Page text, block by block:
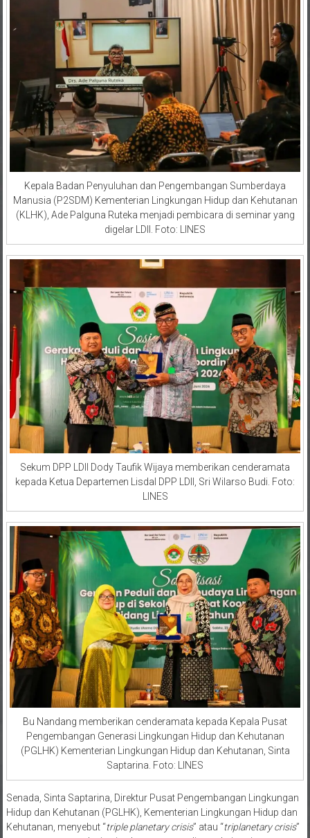
Kepala Badan Penyuluhan dan Pengembangan Sumberdaya
Manusia (P2SDM) Kementerian Lingkungan Hidup dan Kehutanan
(KLHK), Ade Palguna Ruteka menjadi pembicara di seminar yang
digelar LDII. Foto: LINES
Sekum DPP LDII Dody Taufik Wijaya memberikan cenderamata
kepada Ketua Departemen Lisdal DPP LDII, Sri Wilarso Budi. Foto:
LINES
Bu Nandang memberikan cenderamata kepada Kepala Pusat
Pengembangan Generasi Lingkungan Hidup dan Kehutanan
(PGLHK) Kementerian Lingkungan Hidup dan Kehutanan, Sinta
Saptarina. Foto: LINES
Senada, Sinta Saptarina, Direktur Pusat Pengembangan Lingkungan
Hidup dan Kehutanan (PGLHK), Kementerian Lingkungan Hidup dan
Kehutanan, menyebut “triple planetary crisis” atau “triplanetary crisis”